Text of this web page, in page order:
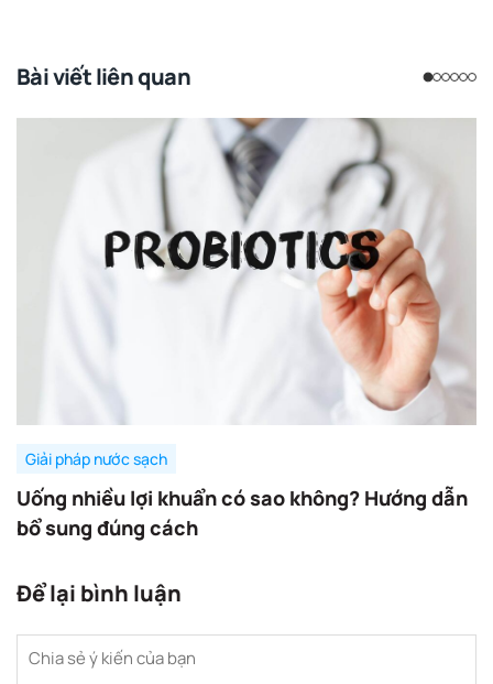
Bài viết liên quan
Giải pháp nước sạch
Uống nhiều lợi khuẩn có sao không? Hướng dẫn
bổ sung đúng cách
Để lại bình luận